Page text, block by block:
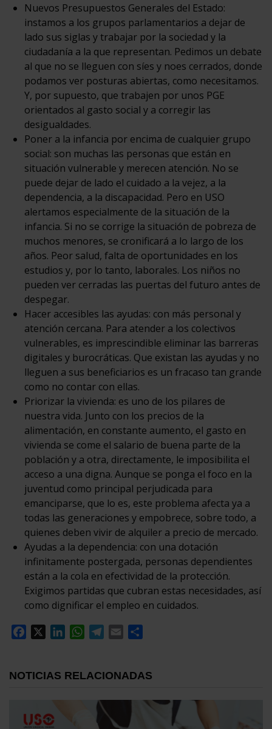
Nuevos Presupuestos Generales del Estado:
instamos a los grupos parlamentarios a dejar de
lado sus siglas y trabajar por la sociedad y la
ciudadanía a la que representan. Pedimos un debate
al que no se lleguen con síes y noes cerrados, donde
podamos ver posturas abiertas, como necesitamos.
Y, por supuesto, que trabajen por unos PGE
orientados al gasto social y a corregir las
desigualdades.
Poner a la infancia por encima de cualquier grupo
social: son muchas las personas que están en
situación vulnerable y merecen atención. No se
puede dejar de lado el cuidado a la vejez, a la
dependencia, a la discapacidad. Pero en USO
alertamos especialmente de la situación de la
infancia. Si no se corrige la situación de pobreza de
muchos menores, se cronificará a lo largo de los
años. Peor salud, falta de oportunidades en los
estudios y, por lo tanto, laborales. Los niños no
pueden ver cerradas las puertas del futuro antes de
despegar.
Hacer accesibles las ayudas: con más personal y
atención cercana. Para atender a los colectivos
vulnerables, es imprescindible eliminar las barreras
digitales y burocráticas. Que existan las ayudas y no
lleguen a sus beneficiarios es un fracaso tan grande
como no contar con ellas.
Priorizar la vivienda: es uno de los pilares de
nuestra vida. Junto con los precios de la
alimentación, en constante aumento, el gasto en
vivienda se come el salario de buena parte de la
población y a otra, directamente, le imposibilita el
acceso a una digna. Aunque se ponga el foco en la
juventud como principal perjudicada para
emanciparse, que lo es, este problema afecta ya a
todas las generaciones y empobrece, sobre todo, a
quienes deben vivir de alquiler a precio de mercado.
Ayudas a la dependencia: con una dotación
infinitamente postergada, personas dependientes
están a la cola en efectividad de la protección.
Exigimos partidas que cubran estas necesidades, así
como dignificar el empleo en cuidados.
Facebook
LinkedInWhatsApp
Telegram
Email
NOTICIAS RELACIONADAS